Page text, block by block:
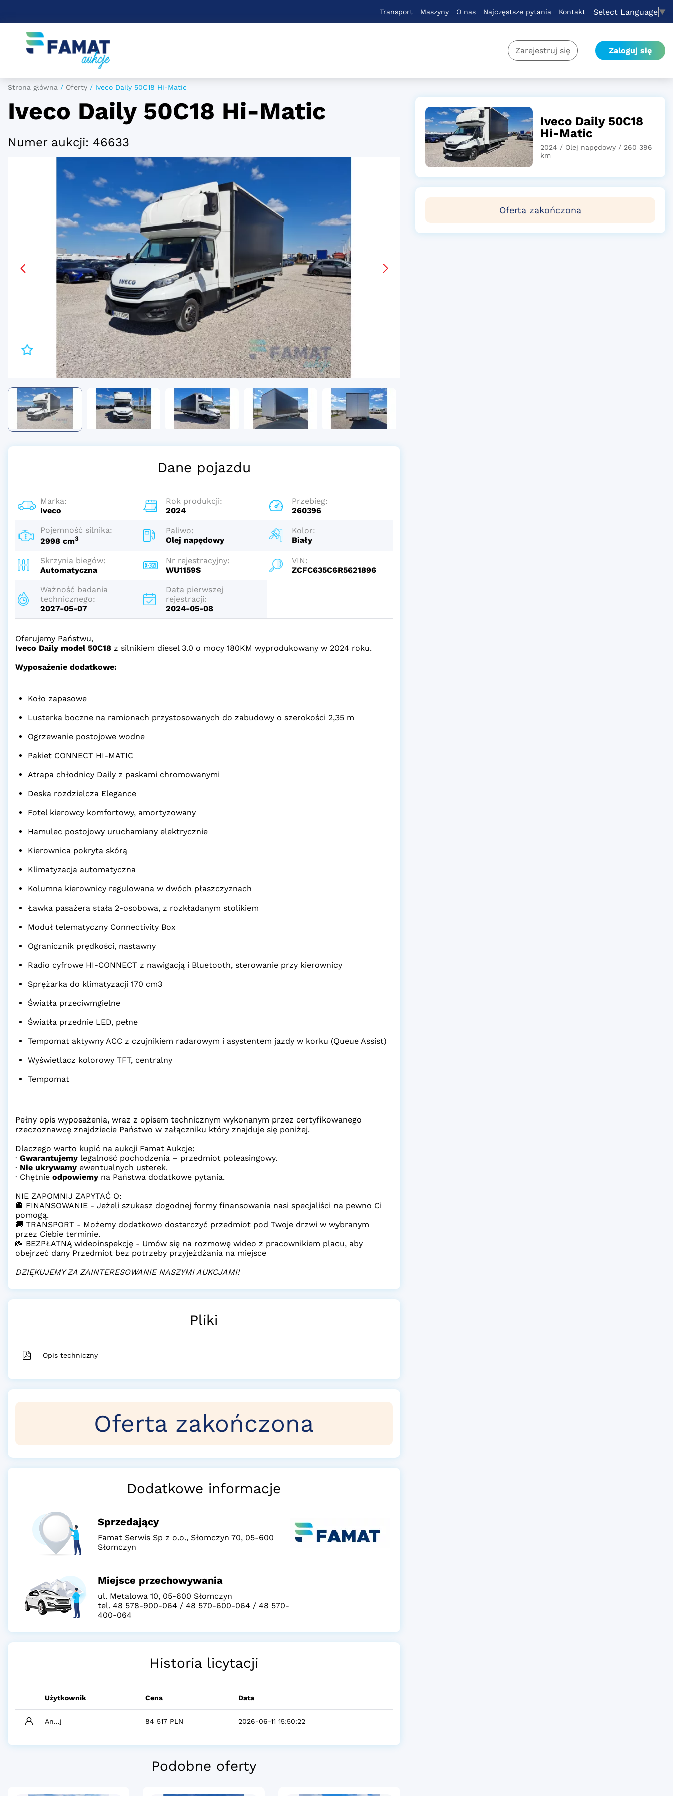
Transport Maszyny O nas Najczęstsze pytania Kontakt Select Language▼
Zarejestruj się Zaloguj się
Strona główna / Oferty / Iveco Daily 50C18 Hi-Matic
Iveco Daily 50C18 Hi-Matic
Numer aukcji: 46633
Dane pojazdu
Marka:
Iveco
Rok produkcji:
2024
Przebieg:
260396
Pojemność silnika:
2998 cm3
Paliwo:
Olej napędowy
Kolor:
Biały
Skrzynia biegów:
Automatyczna
Nr rejestracyjny:
WU1159S
VIN:
ZCFC635C6R5621896
Ważność badania
technicznego:
2027-05-07
Data pierwszej
rejestracji:
2024-05-08
Oferujemy Państwu,
Iveco Daily model 50C18 z silnikiem diesel 3.0 o mocy 180KM wyprodukowany w 2024 roku.
Wyposażenie dodatkowe:
Koło zapasowe
Lusterka boczne na ramionach przystosowanych do zabudowy o szerokości 2,35 m
Ogrzewanie postojowe wodne
Pakiet CONNECT HI-MATIC
Atrapa chłodnicy Daily z paskami chromowanymi
Deska rozdzielcza Elegance
Fotel kierowcy komfortowy, amortyzowany
Hamulec postojowy uruchamiany elektrycznie
Kierownica pokryta skórą
Klimatyzacja automatyczna
Kolumna kierownicy regulowana w dwóch płaszczyznach
Ławka pasażera stała 2-osobowa, z rozkładanym stolikiem
Moduł telematyczny Connectivity Box
Ogranicznik prędkości, nastawny
Radio cyfrowe HI-CONNECT z nawigacją i Bluetooth, sterowanie przy kierownicy
Sprężarka do klimatyzacji 170 cm3
Światła przeciwmgielne
Światła przednie LED, pełne
Tempomat aktywny ACC z czujnikiem radarowym i asystentem jazdy w korku (Queue Assist)
Wyświetlacz kolorowy TFT, centralny
Tempomat
Pełny opis wyposażenia, wraz z opisem technicznym wykonanym przez certyfikowanego
rzeczoznawcę znajdziecie Państwo w załączniku który znajduje się poniżej.
Dlaczego warto kupić na aukcji Famat Aukcje:
· Gwarantujemy legalność pochodzenia – przedmiot poleasingowy.
· Nie ukrywamy ewentualnych usterek.
· Chętnie odpowiemy na Państwa dodatkowe pytania.
NIE ZAPOMNIJ ZAPYTAĆ O:
🏦 FINANSOWANIE - Jeżeli szukasz dogodnej formy finansowania nasi specjaliści na pewno Ci
pomogą.
🚚 TRANSPORT - Możemy dodatkowo dostarczyć przedmiot pod Twoje drzwi w wybranym
przez Ciebie terminie.
📸 BEZPŁATNĄ wideoinspekcję - Umów się na rozmowę wideo z pracownikiem placu, aby
obejrzeć dany Przedmiot bez potrzeby przyjeżdżania na miejsce
DZIĘKUJEMY ZA ZAINTERESOWANIE NASZYMI AUKCJAMI!
Pliki
Opis techniczny
Oferta zakończona
Dodatkowe informacje
Sprzedający
Famat Serwis Sp z o.o., Słomczyn 70, 05-600
Słomczyn
Miejsce przechowywania
ul. Metalowa 10, 05-600 Słomczyn
tel. 48 578-900-064 / 48 570-600-064 / 48 570-
400-064
Historia licytacji
Użytkownik Cena Data
An...j 84 517 PLN 2026-06-11 15:50:22
Podobne oferty
Iveco Daily 50C18
Hi-Matic
2024 / Olej napędowy / 260 396
km
Oferta zakończona